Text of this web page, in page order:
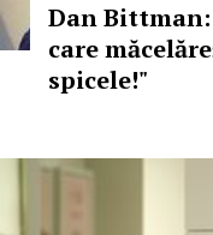
Dan
care
spicele!"